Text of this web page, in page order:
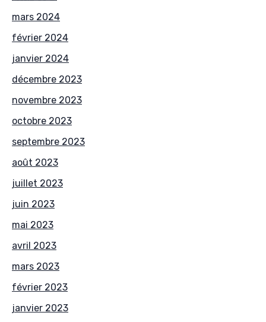
mars 2024
février 2024
janvier 2024
décembre 2023
novembre 2023
octobre 2023
septembre 2023
août 2023
juillet 2023
juin 2023
mai 2023
avril 2023
mars 2023
février 2023
janvier 2023